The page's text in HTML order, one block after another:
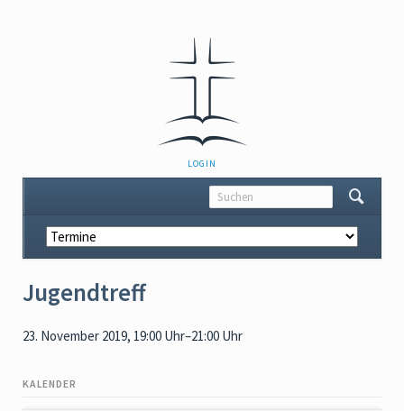
NAVIGATION
ÜBERSPRINGEN
LOGIN
Navigation
überspringen
Jugendtreff
23. November 2019, 19:00 Uhr–21:00 Uhr
KALENDER